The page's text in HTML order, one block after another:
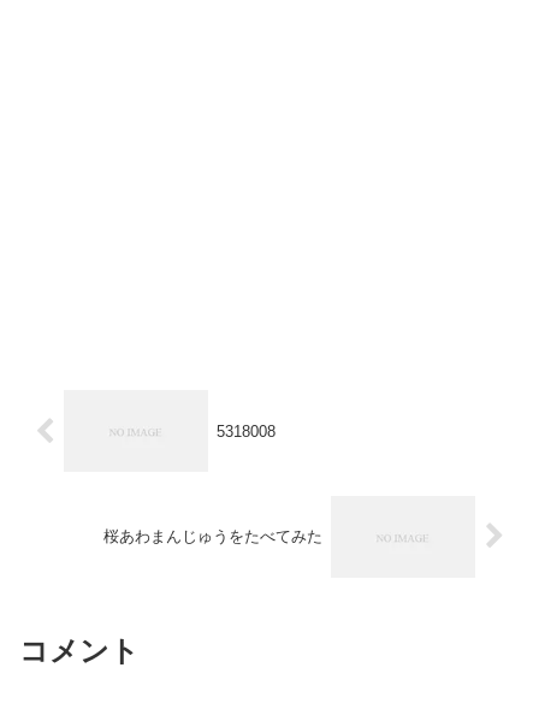
5318008
桜あわまんじゅうをたべてみた
コメント